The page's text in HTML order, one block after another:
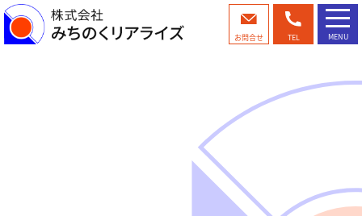
お問合せ TEL MENU